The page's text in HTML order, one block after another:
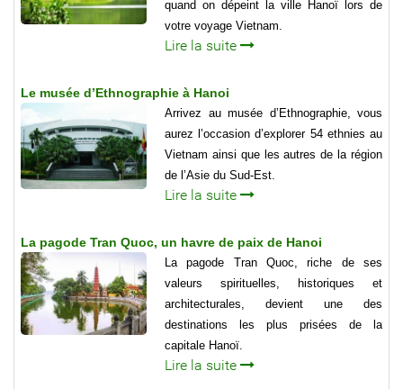
quand on dépeint la ville Hanoï lors de
votre voyage Vietnam.
Lire la suite
Le musée d’Ethnographie à Hanoi
Arrivez au musée d’Ethnographie, vous
aurez l’occasion d’explorer 54 ethnies au
Vietnam ainsi que les autres de la région
de l’Asie du Sud-Est.
Lire la suite
La pagode Tran Quoc, un havre de paix de Hanoi
La pagode Tran Quoc, riche de ses
valeurs spirituelles, historiques et
architecturales, devient une des
destinations les plus prisées de la
capitale Hanoï.
Lire la suite